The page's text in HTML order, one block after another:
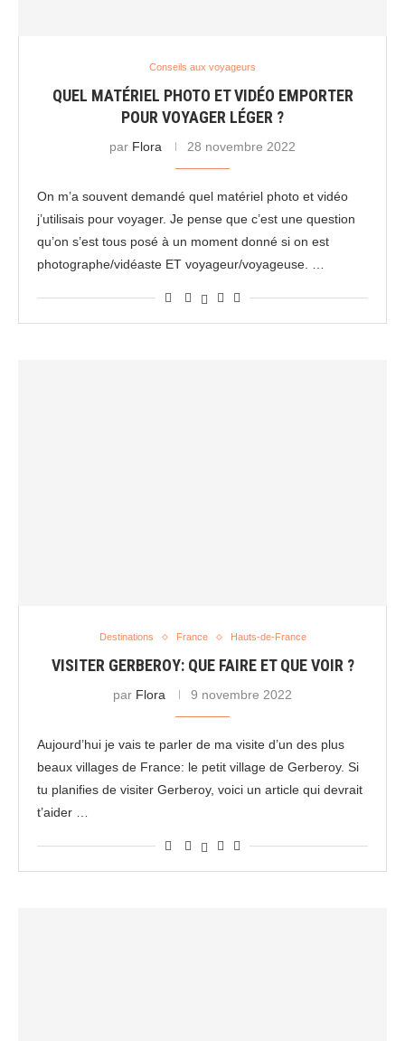
Conseils aux voyageurs
QUEL MATÉRIEL PHOTO ET VIDÉO EMPORTER
POUR VOYAGER LÉGER ?
par Flora 28 novembre 2022
On m’a souvent demandé quel matériel photo et vidéo
j’utilisais pour voyager. Je pense que c’est une question
qu’on s’est tous posé à un moment donné si on est
photographe/vidéaste ET voyageur/voyageuse. …
Destinations France Hauts-de-France
VISITER GERBEROY: QUE FAIRE ET QUE VOIR ?
par Flora 9 novembre 2022
Aujourd’hui je vais te parler de ma visite d’un des plus
beaux villages de France: le petit village de Gerberoy. Si
tu planifies de visiter Gerberoy, voici un article qui devrait
t’aider …